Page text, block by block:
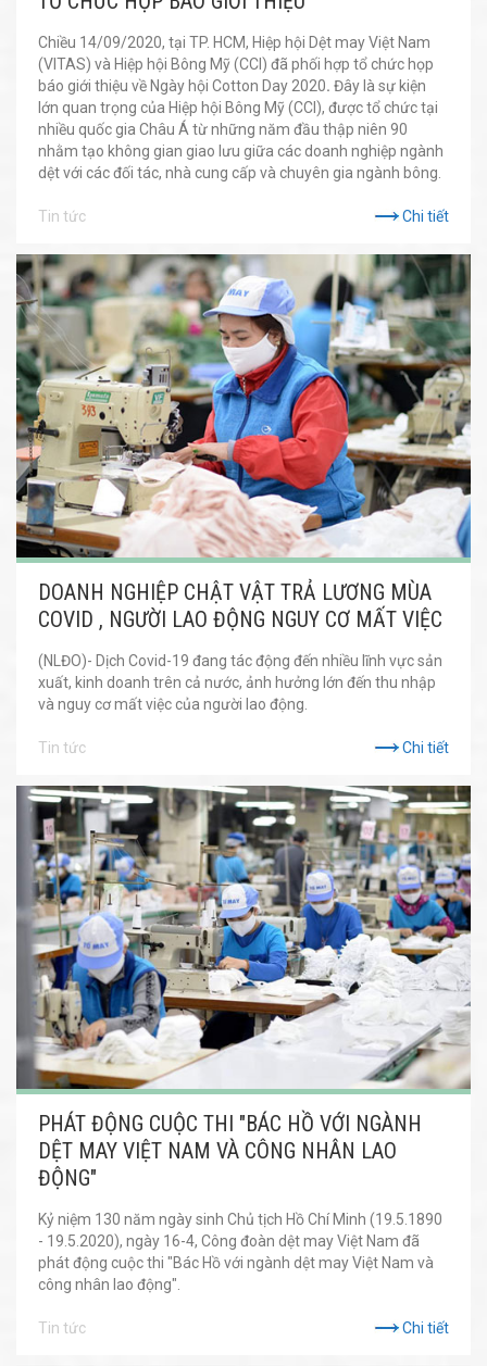
Chiều 14/09/2020, tại TP. HCM, Hiệp hội Dệt may Việt Nam
(VITAS) và Hiệp hội Bông Mỹ (CCI) đã phối hợp tổ chức họp
báo giới thiệu về Ngày hội Cotton Day 2020. Đây là sự kiện
lớn quan trọng của Hiệp hội Bông Mỹ (CCI), được tổ chức tại
nhiều quốc gia Châu Á từ những năm đầu thập niên 90
nhằm tạo không gian giao lưu giữa các doanh nghiệp ngành
dệt với các đối tác, nhà cung cấp và chuyên gia ngành bông.
Tin tức Chi tiết
DOANH NGHIỆP CHẬT VẬT TRẢ LƯƠNG MÙA
COVID , NGƯỜI LAO ĐỘNG NGUY CƠ MẤT VIỆC
(NLĐO)- Dịch Covid-19 đang tác động đến nhiều lĩnh vực sản
xuất, kinh doanh trên cả nước, ảnh hưởng lớn đến thu nhập
và nguy cơ mất việc của người lao động.
Tin tức Chi tiết
PHÁT ĐỘNG CUỘC THI "BÁC HỒ VỚI NGÀNH
DỆT MAY VIỆT NAM VÀ CÔNG NHÂN LAO
ĐỘNG"
Kỷ niệm 130 năm ngày sinh Chủ tịch Hồ Chí Minh (19.5.1890
- 19.5.2020), ngày 16-4, Công đoàn dệt may Việt Nam đã
phát động cuộc thi "Bác Hồ với ngành dệt may Việt Nam và
công nhân lao động".
Tin tức Chi tiết